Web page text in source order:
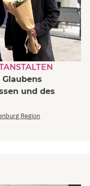
und des
Region